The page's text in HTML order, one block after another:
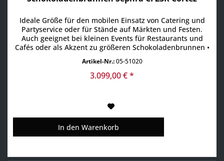
Ideale Größe für den mobilen Einsatz von Catering und
Partyservice oder für Stände auf Märkten und Festen.
Auch geeignet bei kleinen Events für Restaurants und
Cafés oder als Akzent zu größeren Schokoladenbrunnen •
Edelstahl • sehr geräuscharmer Direktantrieb • Aufbau
geeignet für die Reinigung in der Spülmaschine •...
Artikel-Nr.:05-51020
3.099,00 € *
In den Warenkorb